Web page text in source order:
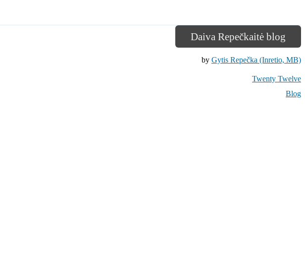
Daiva Repečkaitė blog
by Gytis Repečka (Inretio, MB)
Twenty Twelve
Blog